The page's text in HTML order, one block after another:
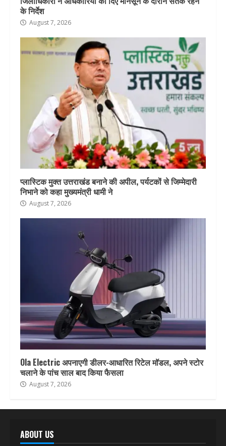
के निर्देश
August 7, 2026
प्लास्टिक मुक्त उत्तराखंड बनाने की अपील, पर्यटकों से जिम्मेदारी
निभाने को कहा मुख्यमंत्री धामी ने
August 7, 2026
Ola Electric अपनाएगी डीलर-आधारित रिटेल मॉडल, अपने स्टोर
चलाने के पांच साल बाद किया फैसला
August 7, 2026
ABOUT US